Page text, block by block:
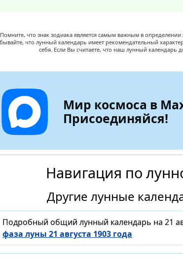
Помните, что знак зодиака является самым важным в
что лунный календарь имеет рекомендательный
себя. Если Вы считаете, что наш лунный календарь
Мир космоса в
Присоединяйся!
Навигация по
Другие лунные
Подробный общий лунный календарь на 21
фаза луны 21 августа 1903 года